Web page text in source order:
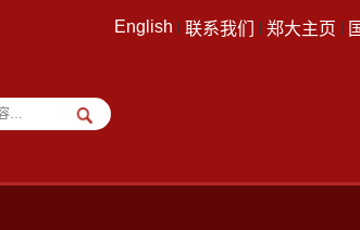
English 联系我们 郑大主页